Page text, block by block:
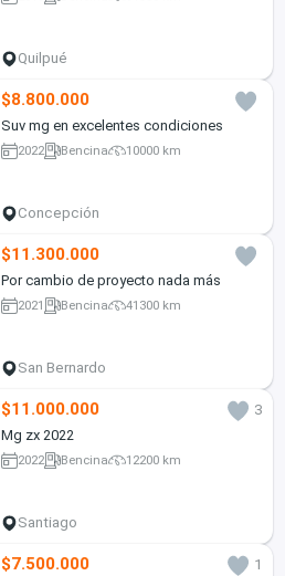
Quilpué
$8.800.000
Suv mg en excelentes condiciones
2022 Bencina 10000 km
Concepción
$11.300.000
Por cambio de proyecto nada más
2021 Bencina 41300 km
San Bernardo
$11.000.000
3
Mg zx 2022
2022 Bencina 12200 km
Santiago
$7.500.000
1